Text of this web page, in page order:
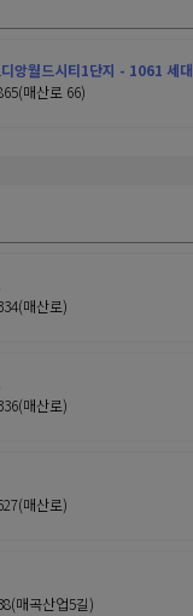
앙월드시티1단지 - 1061 세대
매산로 66)
매산로)
매산로)
매산로)
매곡산업5길)